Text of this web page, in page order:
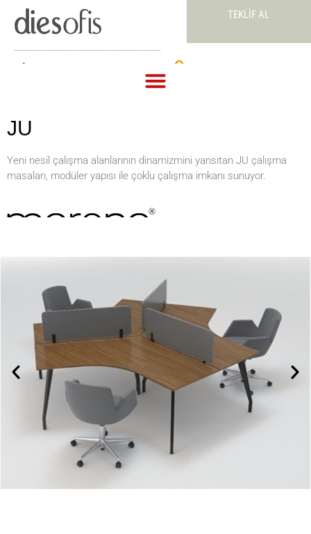
TEKLIF AL
Teklif Al
JU
Yeni nesil çalışma alanlarının dinamizmini yansıtan JU çalışma
masaları, modüler yapısı ile çoklu çalışma imkanı sunuyor.